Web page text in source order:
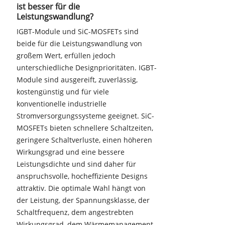
ist besser für die
Leistungswandlung?
IGBT-Module und SiC-MOSFETs sind
beide für die Leistungswandlung von
großem Wert, erfüllen jedoch
unterschiedliche Designprioritäten. IGBT-
Module sind ausgereift, zuverlässig,
kostengünstig und für viele
konventionelle industrielle
Stromversorgungssysteme geeignet. SiC-
MOSFETs bieten schnellere Schaltzeiten,
geringere Schaltverluste, einen höheren
Wirkungsgrad und eine bessere
Leistungsdichte und sind daher für
anspruchsvolle, hocheffiziente Designs
attraktiv. Die optimale Wahl hängt von
der Leistung, der Spannungsklasse, der
Schaltfrequenz, dem angestrebten